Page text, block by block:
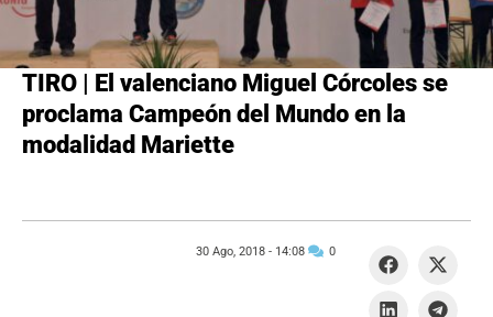
TIRO | El valenciano Miguel Córcoles se
proclama Campeón del Mundo en la
modalidad Mariette
30 Ago, 2018 - 14:08 0